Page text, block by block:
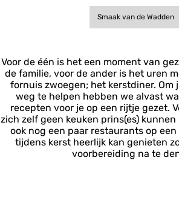
Smaak van de Wadden
Voor de één is het een moment van
de familie, voor de ander is het uren
fornuis zwoegen; het kerstdiner. Om
weg te helpen hebben we alvast
recepten voor je op een rijtje gezet.
zich zelf geen keuken prins(es)
ook nog een paar restaurants op
tijdens kerst heerlijk kan genieten
voorbereiding na te